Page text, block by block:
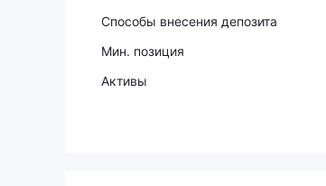
Способы внесения депозита
Мин. позиция
Активы